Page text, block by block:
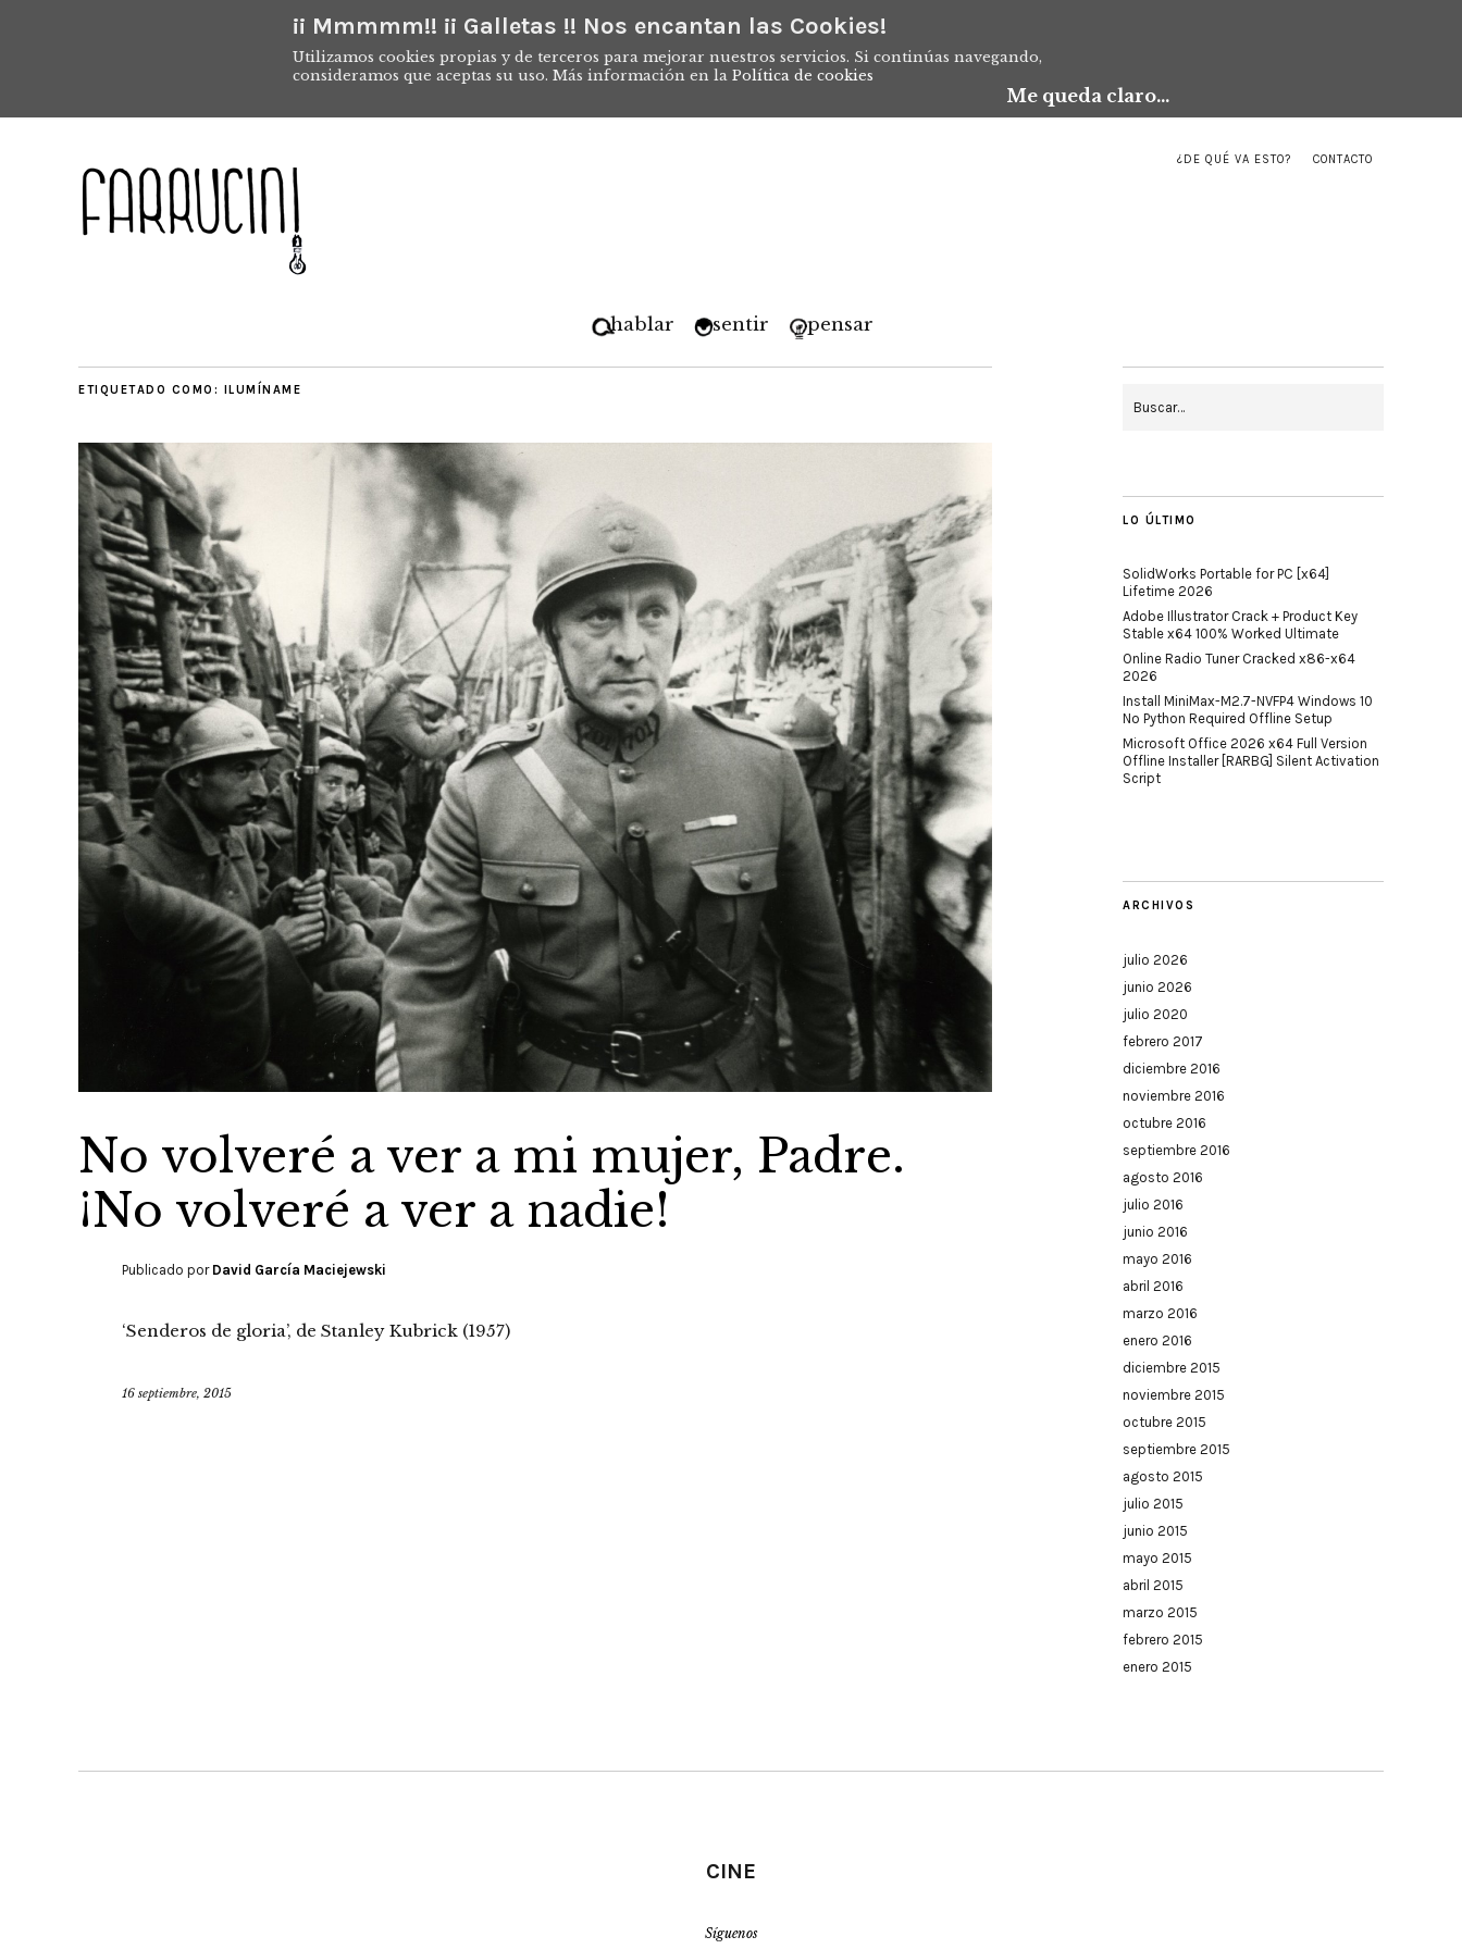
¡¡ Mmmmm!! ¡¡ Galletas !! Nos encantan las Cookies!
Utilizamos cookies propias y de terceros para mejorar nuestros servicios. Si continúas navegando,
consideramos que aceptas su uso. Más información en la Política de cookies
Me queda claro...
¿DE QUÉ VA ESTO? CONTACTO
hablar sentir pensar
ETIQUETADO COMO: ILUMÍNAME
No volveré a ver a mi mujer, Padre.
¡No volveré a ver a nadie!
Publicado por David García Maciejewski
‘Senderos de gloria’, de Stanley Kubrick (1957)
16 septiembre, 2015
LO ÚLTIMO
SolidWorks Portable for PC [x64]
Lifetime 2026
Adobe Illustrator Crack + Product Key
Stable x64 100% Worked Ultimate
Online Radio Tuner Cracked x86-x64
2026
Install MiniMax-M2.7-NVFP4 Windows 10
No Python Required Offline Setup
Microsoft Office 2026 x64 Full Version
Offline Installer [RARBG] Silent Activation
Script
ARCHIVOS
julio 2026
junio 2026
julio 2020
febrero 2017
diciembre 2016
noviembre 2016
octubre 2016
septiembre 2016
agosto 2016
julio 2016
junio 2016
mayo 2016
abril 2016
marzo 2016
enero 2016
diciembre 2015
noviembre 2015
octubre 2015
septiembre 2015
agosto 2015
julio 2015
junio 2015
mayo 2015
abril 2015
marzo 2015
febrero 2015
enero 2015
CINE
Síguenos